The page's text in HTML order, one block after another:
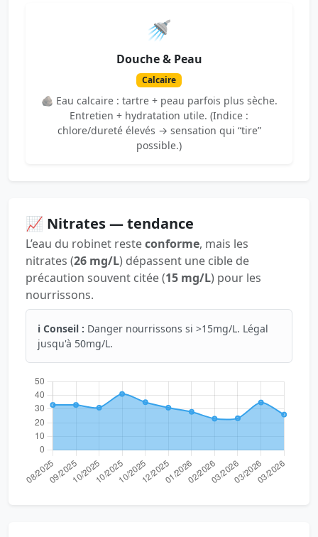
🚿
Douche & Peau
Calcaire
🪨 Eau calcaire : tartre + peau parfois plus sèche.
Entretien + hydratation utile. (Indice :
chlore/dureté élevés → sensation qui “tire”
possible.)
📈 Nitrates — tendance
L’eau du robinet resteconforme, mais les
nitrates (26 mg/L) dépassent une cible de
précaution souvent citée (15 mg/L) pour les
nourrissons.
ℹ️ Conseil : Danger nourrissons si >15mg/L. Légal
jusqu'à 50mg/L.